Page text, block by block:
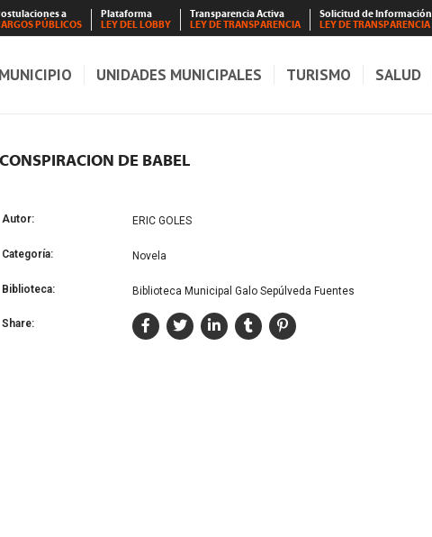
a
PÚBLICOS
Plataforma
LEY DEL LOBBY
Transparencia Activa
LEY DE TRANSPARENCIA
Solicitud de Información
LEY DE TRANSPARENCIA
MUNICIPIO UNIDADES MUNICIPALES TURISMO SALUD
DE BABEL
Autor: ERIC GOLES
Categoría: Novela
Biblioteca: Biblioteca Municipal Galo Sepúlveda Fuentes
Share: